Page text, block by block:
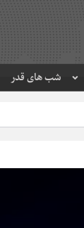
شب های قدر